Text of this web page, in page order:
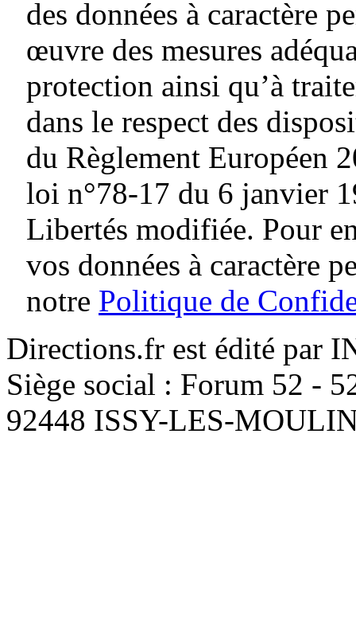
des données à caractère
œuvre des mesures
protection ainsi qu’à
dans le respect des
du Règlement Européen
loi n°78-17 du 6 janvier
Libertés modifiée. Pour
vos données à caractère
notre Politique de
Directions.fr est édité par
Siège social : Forum 52 -
92448 ISSY-LES-